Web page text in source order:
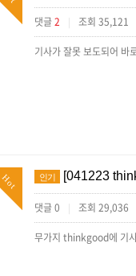
댓글2 | 조회 35,121
Hot 인기 [041223
댓글 0 | 조회 29,036
무가지 thinkgood에 기